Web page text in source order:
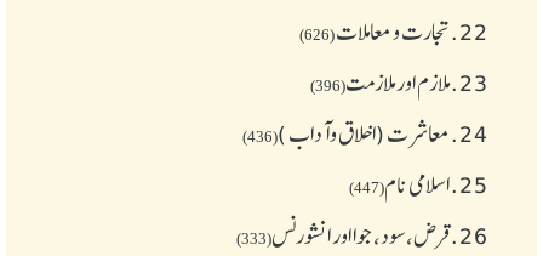
22. تجارت و معاملات(626)
23. ملازم اور ملازمت(396)
24. معاشرت (اخلاق وآداب )(436)
25. اسلامی نام(447)
26. قرض،سود، جوا اور انشورنس(333)